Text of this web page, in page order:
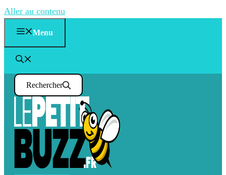
Aller au contenu
Menu
Rechercher